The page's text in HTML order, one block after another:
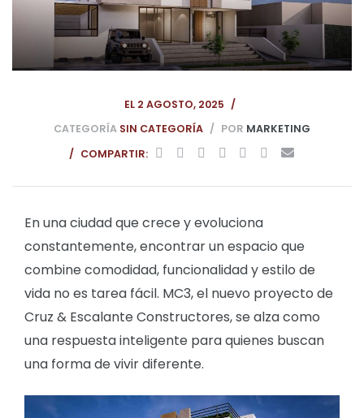
EL 2 AGOSTO, 2025
CATEGORÍA SIN CATEGORÍA POR MARKETING
COMPARTIR:
En una ciudad que crece y evoluciona
constantemente, encontrar un espacio que
combine comodidad, funcionalidad y estilo de
vida no es tarea fácil. MC3, el nuevo proyecto de
Cruz & Escalante Constructores, se alza como
una respuesta inteligente para quienes buscan
una forma de vivir diferente.